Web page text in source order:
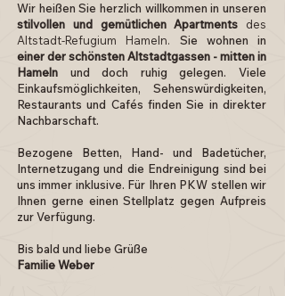
Wir heißen Sie herzlich willkommen in unseren
stilvollen und gemütlichen Apartments
des
Altstadt-Refugium Hameln. Sie wohnen in
einer der schönsten Altstadtgassen - mitten in
Hameln und doch ruhig gelegen. Viele
Einkaufsmöglichkeiten, Sehenswürdigkeiten,
Restaurants und Cafés finden Sie in direkter
Nachbarschaft.
Bezogene Betten, Hand- und Badetücher,
Internetzugang und die Endreinigung sind bei
uns immer inklusive. Für Ihren PKW stellen wir
Ihnen gerne einen Stellplatz gegen Aufpreis
zur Verfügung.
Bis bald und liebe Grüße
Familie Weber